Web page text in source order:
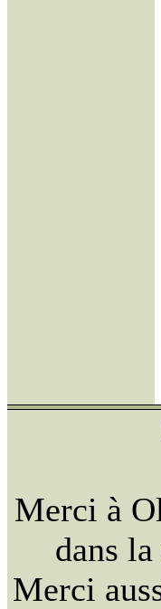
Merci à
dans
Merci